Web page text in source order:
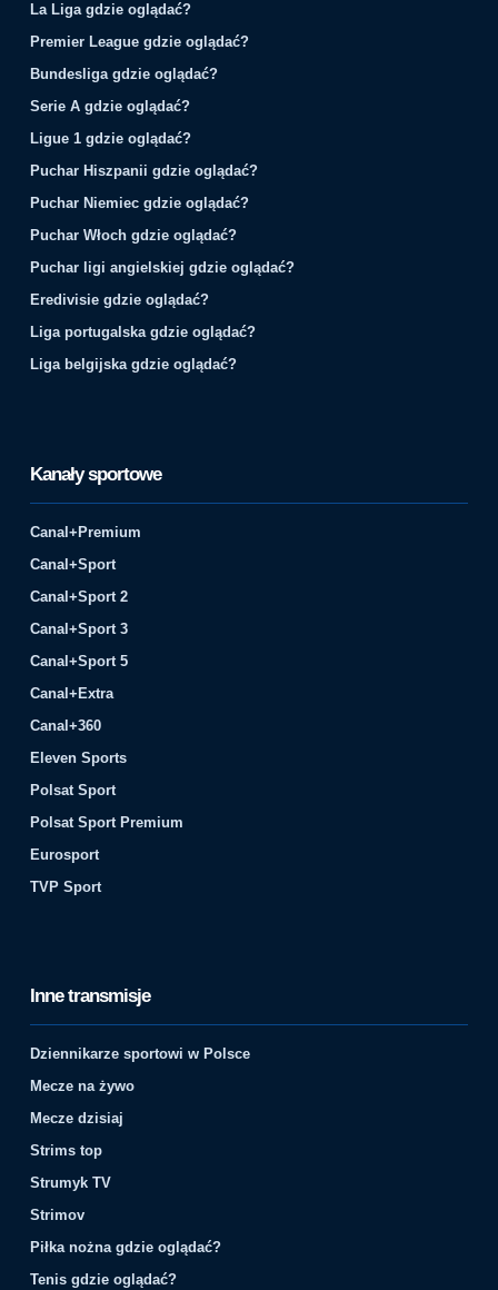
La Liga gdzie oglądać?
Premier League gdzie oglądać?
Bundesliga gdzie oglądać?
Serie A gdzie oglądać?
Ligue 1 gdzie oglądać?
Puchar Hiszpanii gdzie oglądać?
Puchar Niemiec gdzie oglądać?
Puchar Włoch gdzie oglądać?
Puchar ligi angielskiej gdzie oglądać?
Eredivisie gdzie oglądać?
Liga portugalska gdzie oglądać?
Liga belgijska gdzie oglądać?
Kanały sportowe
Canal+Premium
Canal+Sport
Canal+Sport 2
Canal+Sport 3
Canal+Sport 5
Canal+Extra
Canal+360
Eleven Sports
Polsat Sport
Polsat Sport Premium
Eurosport
TVP Sport
Inne transmisje
Dziennikarze sportowi w Polsce
Mecze na żywo
Mecze dzisiaj
Strims top
Strumyk TV
Strimov
Piłka nożna gdzie oglądać?
Tenis gdzie oglądać?